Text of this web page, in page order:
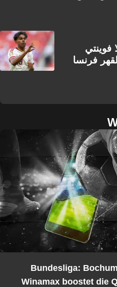
فوينتي
فرنسا
2. Bundesliga:
Winamax boostet die